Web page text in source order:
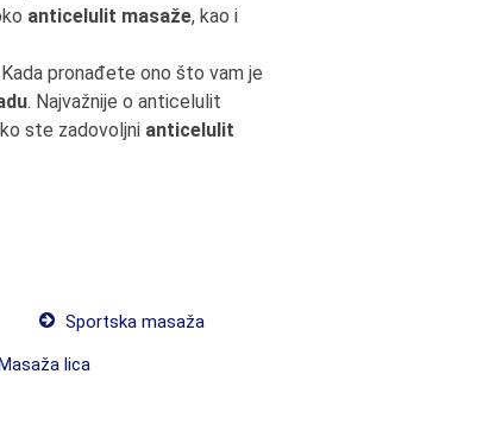
anticelulit masaže, kao i
pronađete ono što vam je
. Najvažnije o anticelulit
ste zadovoljni anticelulit
Sportska masaža
lica